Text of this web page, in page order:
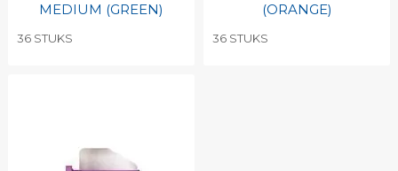
MEDIUM (GREEN)
36 STUKS
(ORANGE)
36 STUKS